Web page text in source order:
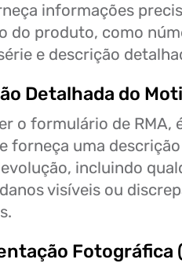
informações
do produto, como
e descrição
Detalhada do
o formulário de RMA,
forneça uma
incluindo
visíveis ou
Fotográfica